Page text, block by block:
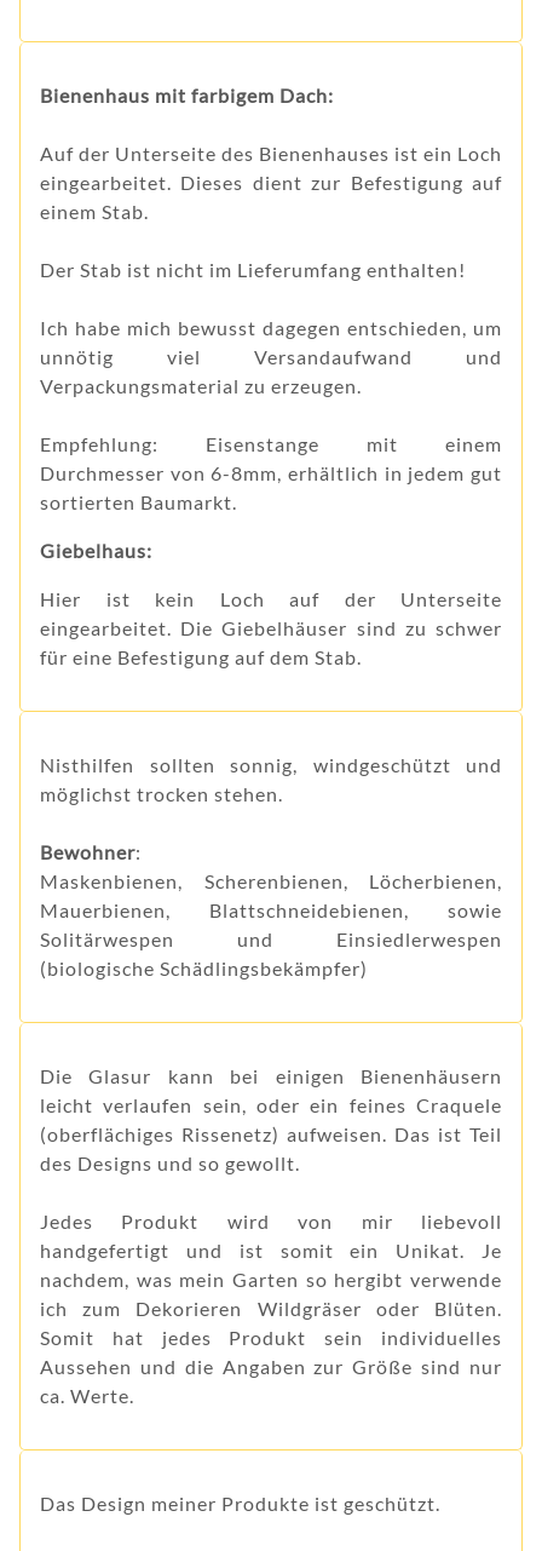
Bienenhaus mit farbigem Dach:
Auf der Unterseite des Bienenhauses ist ein Loch
eingearbeitet. Dieses dient zur Befestigung auf
einem Stab.
Der Stab ist nicht im Lieferumfang enthalten!
Ich habe mich bewusst dagegen entschieden, um
unnötig viel Versandaufwand und
Verpackungsmaterial zu erzeugen.
Empfehlung: Eisenstange mit einem
Durchmesser von 6-8mm, erhältlich in jedem gut
sortierten Baumarkt.
Giebelhaus:
Hier ist kein Loch auf der Unterseite
eingearbeitet. Die Giebelhäuser sind zu schwer
für eine Befestigung auf dem Stab.
Nisthilfen sollten sonnig, windgeschützt und
möglichst trocken stehen.
Bewohner:
Maskenbienen, Scherenbienen, Löcherbienen,
Mauerbienen, Blattschneidebienen, sowie
Solitärwespen und Einsiedlerwespen
(biologische Schädlingsbekämpfer)
Die Glasur kann bei einigen Bienenhäusern
leicht verlaufen sein, oder ein feines Craquele
(oberflächiges Rissenetz) aufweisen. Das ist Teil
des Designs und so gewollt.
Jedes Produkt wird von mir liebevoll
handgefertigt und ist somit ein Unikat. Je
nachdem, was mein Garten so hergibt verwende
ich zum Dekorieren Wildgräser oder Blüten.
Somit hat jedes Produkt sein individuelles
Aussehen und die Angaben zur Größe sind nur
ca. Werte.
Das Design meiner Produkte ist geschützt.